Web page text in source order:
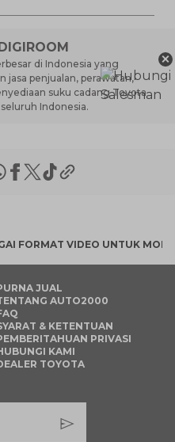
di Indonesia yang
jasa penjualan, perawatan,
suku cadang Toyota
Indonesia.
FORMAT VIDEO UNTUK
×
JUAL
AUTO2000
& KETENTUAN
PRIVASI
KAMI
TOYOTA